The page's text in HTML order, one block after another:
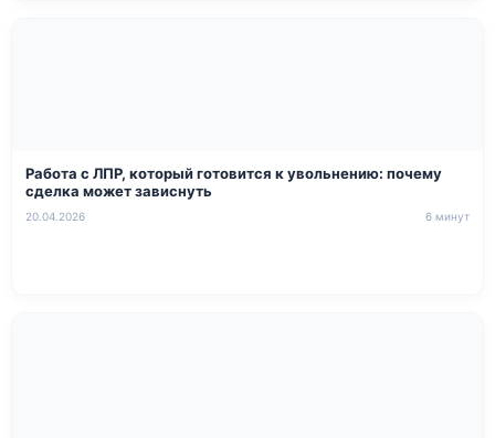
Работа с ЛПР, который готовится к увольнению: почему
сделка может зависнуть
20.04.2026 6 минут